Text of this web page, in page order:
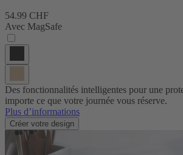
54.99 CHF
Avec MagSafe
Des fonctionnalités intelligentes pour une
importe ce que votre journée vous réserve.
Plus d’informations
Créer votre design